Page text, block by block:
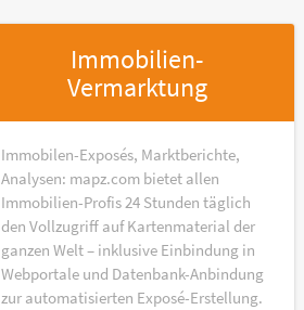
Immobilien-
Vermarktung
Immobilen-Exposés, Marktberichte,
Analysen: mapz.com bietet allen
Immobilien-Profis 24 Stunden täglich
den Vollzugriff auf Kartenmaterial der
ganzen Welt – inklusive Einbindung in
Webportale und Datenbank-Anbindung
zur automatisierten Exposé-Erstellung.